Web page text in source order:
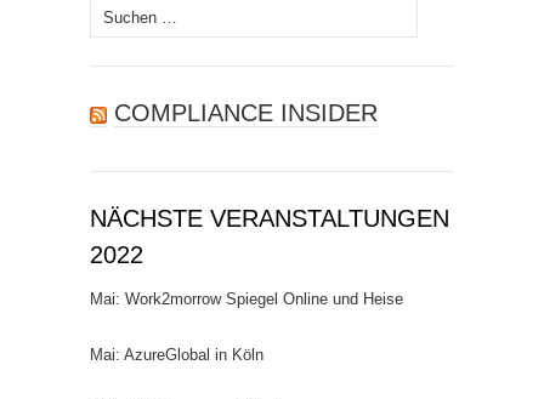
Suchen
nach:
COMPLIANCE INSIDER
NÄCHSTE VERANSTALTUNGEN
2022
Mai: Work2morrow Spiegel Online und Heise
Mai: AzureGlobal in Köln